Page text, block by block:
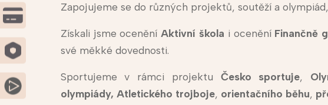
Zapojujeme se do různých projektů, soutěží a
Získali jsme oceněníAktivní škola i ocenění Finančně
své měkké dovednosti.
Sportujeme v rámci projektu Česko sportuje,
olympiády, Atletického trojboje, orientačního běhu,